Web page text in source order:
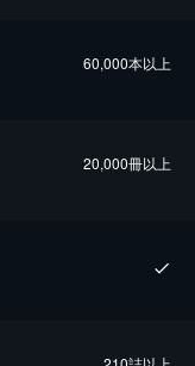
60,000本以上
20,000冊以上